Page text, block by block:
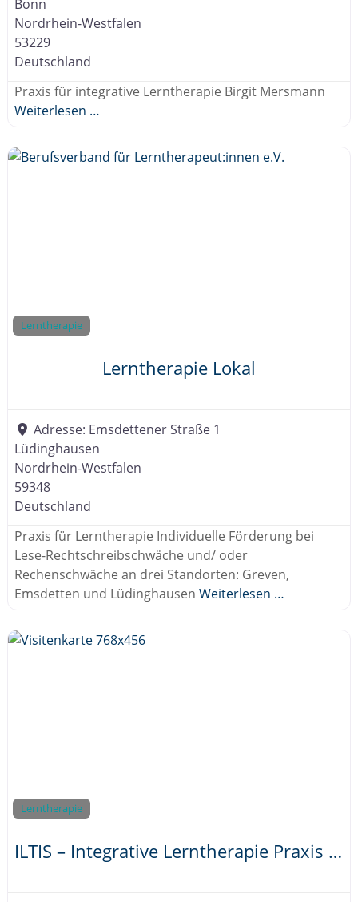
Bonn
Nordrhein-Westfalen
53229
Deutschland
Praxis für integrative Lerntherapie Birgit Mersmann
Weiterlesen …
Lerntherapie
Lerntherapie Lokal
Adresse: Emsdettener Straße 1
Lüdinghausen
Nordrhein-Westfalen
59348
Deutschland
Praxis für Lerntherapie Individuelle Förderung bei
Lese-Rechtschreibschwäche und/ oder
Rechenschwäche an drei Standorten: Greven,
Emsdetten und Lüdinghausen Weiterlesen …
Lerntherapie
ILTIS – Integrative Lerntherapie Praxis Schneider-Bühner